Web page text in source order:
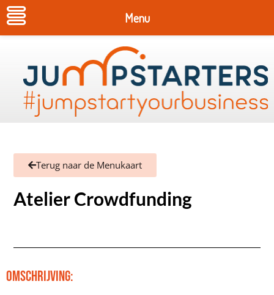
Terug naar de Menukaart
Atelier Crowdfunding
Omschrijving:
Menu